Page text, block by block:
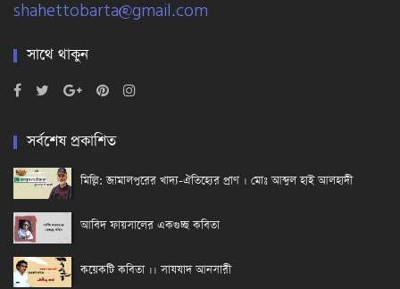
shahettobarta@gmail.com
সাথে থাকুন
সর্বশেষ প্রকাশিত
মিল্লি: জামালপুরের খাদ্য-ঐতিহ্যের প্রাণ । মোঃ আব্দুল হাই আলহাদী
আবিদ ফায়সালের একগুচ্ছ কবিতা
কয়েকটি কবিতা ।। সাযযাদ আনসারী